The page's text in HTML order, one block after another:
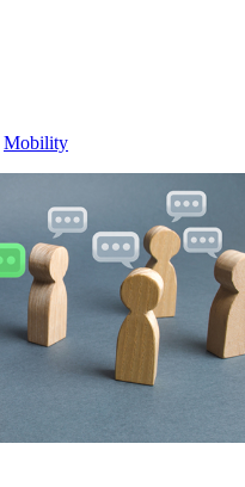
Mobility